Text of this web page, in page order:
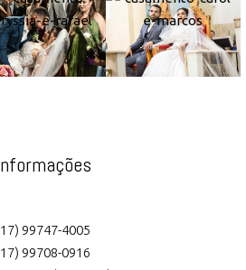
99747-4005
99708-0916